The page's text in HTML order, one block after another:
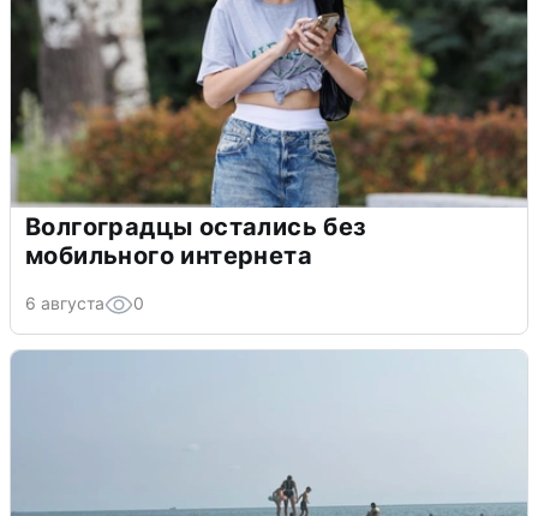
Волгоградцы остались без
мобильного интернета
6 августа 0